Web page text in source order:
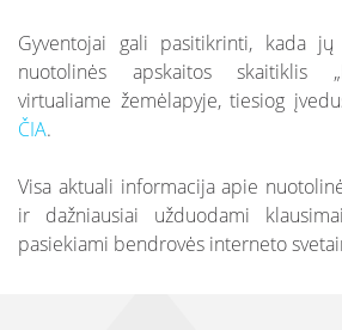
Gyventojai gali pasitikrinti, kada
nuotolinės apskaitos skaitiklis
virtualiame žemėlapyje, tiesiog
ČIA.
Visa aktuali informacija apie
ir dažniausiai užduodami
pasiekiami bendrovės interneto